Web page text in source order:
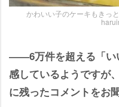
かわいい子のケーキもきっ
――6万件を超える「い
感しているようですが
に残ったコメントをお